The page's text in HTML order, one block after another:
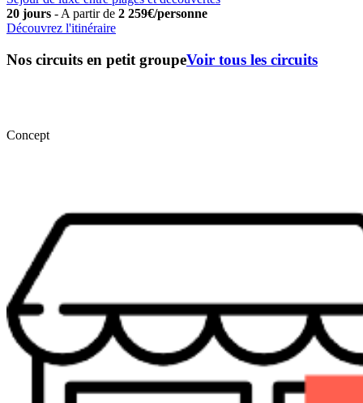
20 jours - A partir de 2 259€/personne
Découvrez l'itinéraire
Nos circuits en petit groupeVoir tous les circuits
Concept